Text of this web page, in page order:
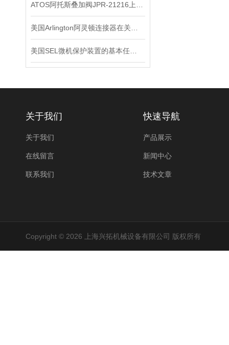
关于我们
关于我们
在线留言
联系我们
快速导航
产品展示
新闻中心
技术文章
Copyright © 2026 上海兴拓机械设备有限公司 版权所有